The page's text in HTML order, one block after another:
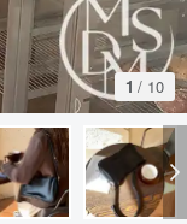
1 / 10